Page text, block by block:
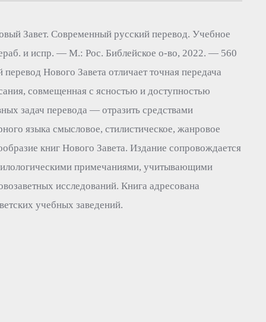
Завет. Современный русский перевод. Учебное
и испр. — М.: Рос. Библейское о-во, 2022. — 560
Нового Завета отличает точная передача
совмещенная с ясностью и доступностью
задач перевода — отразить средствами
языка смысловое, стилистическое, жанровое
книг Нового Завета. Издание сопровождается
примечаниями, учитывающими
исследований. Книга адресована
учебных заведений.